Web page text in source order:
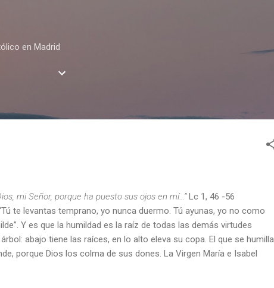
en Madrid
mi Señor, porque ha puesto sus ojos en mí…”Lc 1, 46 -56
te levantas temprano, yo nunca duermo. Tú ayunas, yo no como
Y es que la humildad es la raíz de todas las demás virtudes
abajo tiene las raíces, en lo alto eleva su copa. El que se humilla
porque Dios los colma de sus dones. La Virgen María e Isabel